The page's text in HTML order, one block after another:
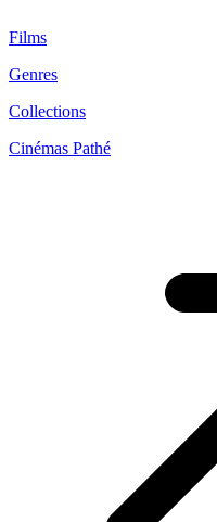
Films
Genres
Collections
Cinémas Pathé